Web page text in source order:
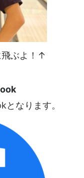
ぶよ！↑
なります。